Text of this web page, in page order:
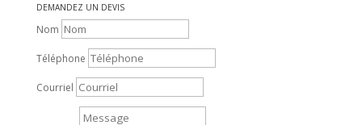
DEMANDEZ UN DEVIS
Nom
Téléphone
Courriel